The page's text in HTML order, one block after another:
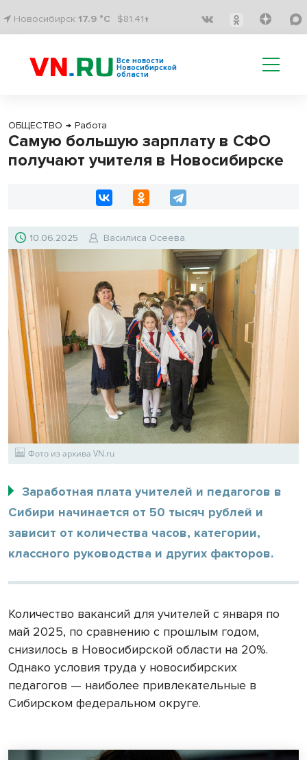
Новосибирск 17.9 °C $81.41↑
Все новости
Новосибирской
области
ОБЩЕСТВО → Работа
Самую большую зарплату в СФО
получают учителя в Новосибирске
10.06.2025 Василиса Осеева
Фото из архива VN.ru
Заработная плата учителей и педагогов в
Сибири начинается от 50 тысяч рублей и
зависит от количества часов, категории,
классного руководства и других факторов.
Количество вакансий для учителей с января по
май 2025, по сравнению с прошлым годом,
снизилось в Новосибирской области на 20%.
Однако условия труда у новосибирских
педагогов — наиболее привлекательные в
Сибирском федеральном округе.